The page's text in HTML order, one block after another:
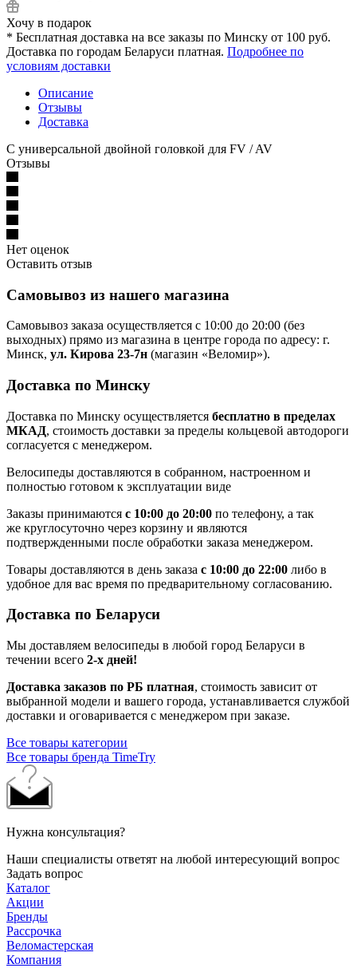
Хочу в подарок
* Бесплатная доставка на все заказы по Минску от 100 руб.
Доставка по городам Беларуси платная. Подробнее по
условиям доставки
Описание
Отзывы
Доставка
С универсальной двойной головкой для FV / AV
Отзывы
Нет оценок
Оставить отзыв
Самовывоз из нашего магазина
Самовывоз заказа осуществляется с 10:00 до 20:00 (без
выходных) прямо из магазина в центре города по адресу: г.
Минск, ул. Кирова 23-7н (магазин «Веломир»).
Доставка по Минску
Доставка по Минску осуществляется бесплатно в пределах
МКАД, стоимость доставки за пределы кольцевой автодороги
согласуется с менеджером.
Велосипеды доставляются в собранном, настроенном и
полностью готовом к эксплуатации виде
Заказы принимаются с 10:00 до 20:00 по телефону, а так
же круглосуточно через корзину и являются
подтвержденными после обработки заказа менеджером.
Товары доставляются в день заказа с 10:00 до 22:00 либо в
удобное для вас время по предварительному согласованию.
Доставка по Беларуси
Мы доставляем велосипеды в любой город Беларуси в
течении всего 2-х дней!
Доставка заказов по РБ платная, стоимость зависит от
выбранной модели и вашего города, устанавливается службой
доставки и оговаривается с менеджером при заказе.
Все товары категории
Все товары бренда TimeTry
Нужна консультация?
Наши специалисты ответят на любой интересующий вопрос
Задать вопрос
Каталог
Акции
Бренды
Рассрочка
Веломастерская
Компания